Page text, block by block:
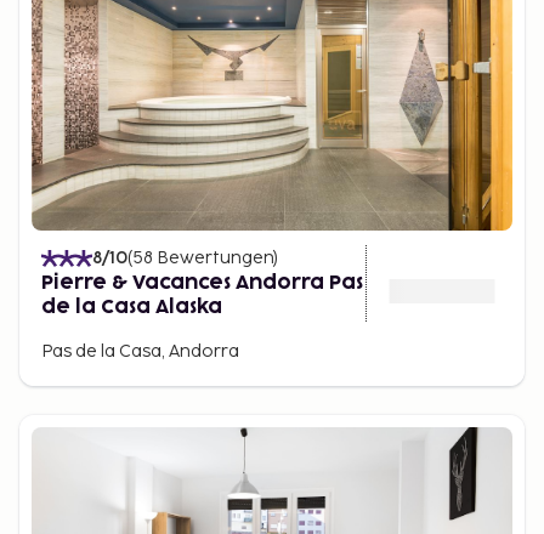
8/10(58 Bewertungen)
Pierre & Vacances Andorra Pas
de la Casa Alaska
Pas de la Casa, Andorra